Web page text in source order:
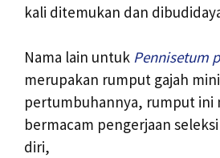
kali ditemukan dan
Nama lain untuk Pennisetum
merupakan rumput gajah
pertumbuhannya, rumput ini
bermacam pengerjaan
diri,